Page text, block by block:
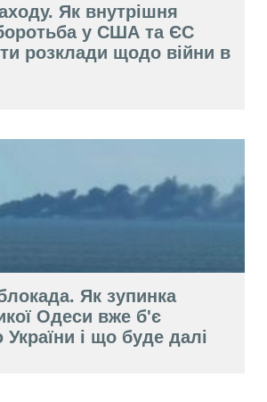
Як внутрішня
у США та ЄС
розклади щодо війни в
Як зупинка
Одеси вже б'є
і що буде далі